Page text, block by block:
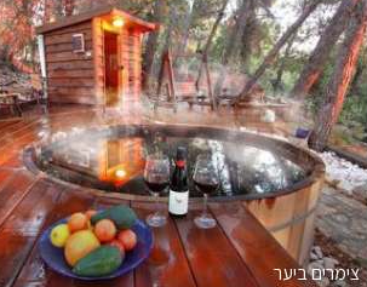
צימרים ביער